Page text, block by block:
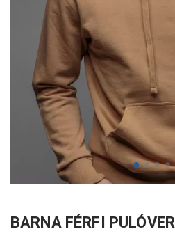
BARNA FÉRFI PULÓVER